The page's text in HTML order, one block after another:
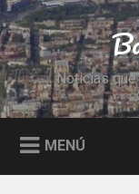
Saltar
al
contenido
Buscar
Noticias que
MENÚ